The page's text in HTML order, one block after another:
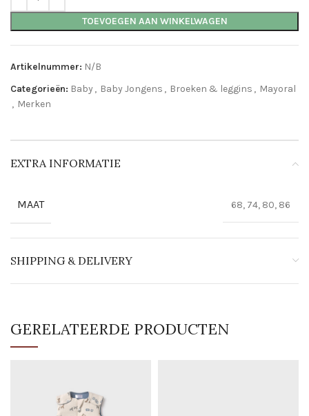
TOEVOEGEN AAN WINKELWAGEN
Artikelnummer: N/B
Categorieën: Baby, Baby Jongens , Broeken & leggins , Mayoral
, Merken
EXTRA INFORMATIE
MAAT 68, 74, 80, 86
SHIPPING & DELIVERY
GERELATEERDE PRODUCTEN